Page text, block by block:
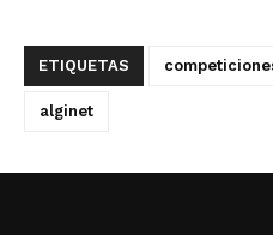
ETIQUETAS
alginet